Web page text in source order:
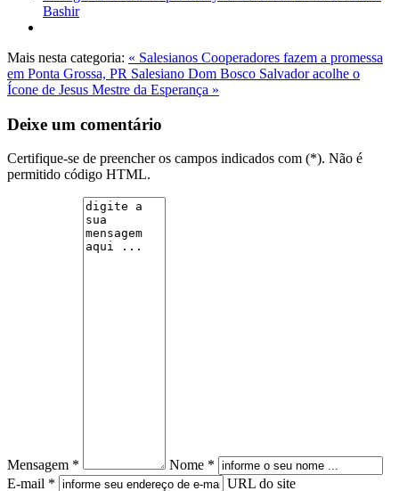
Bashir
Mais nesta categoria: « Salesianos Cooperadores fazem a promessa
em Ponta Grossa, PR Salesiano Dom Bosco Salvador acolhe o
Ícone de Jesus Mestre da Esperança »
Deixe um comentário
Certifique-se de preencher os campos indicados com (*). Não é
permitido código HTML.
Mensagem *
Nome *
E-mail *
URL do site